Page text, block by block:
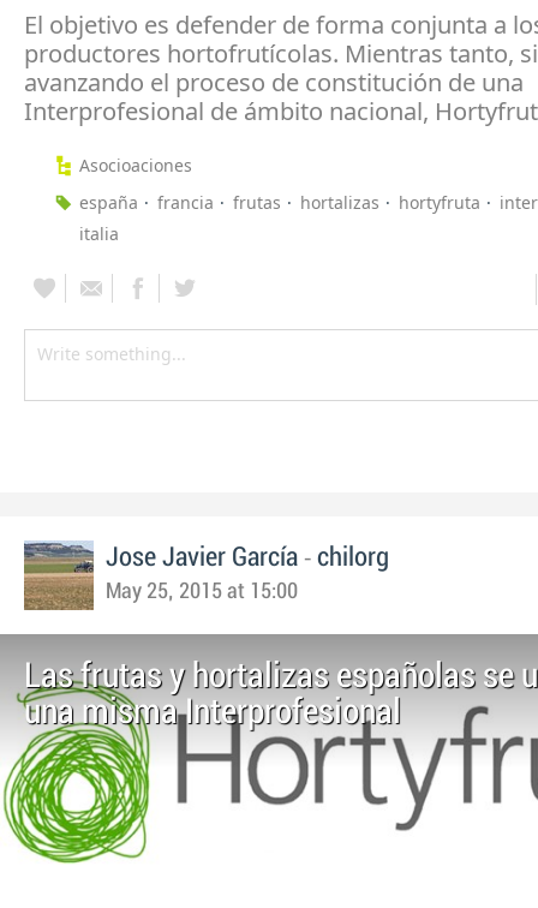
El objetivo es defender de forma conjunta a
productores hortofrutícolas. Mientras tanto,
avanzando el proceso de constitución de una
Interprofesional de ámbito nacional,
Asocioaciones
españa
francia frutas hortalizas hortyfruta
italia
Jose Javier García - chilorg
May 25, 2015 at 15:00
Las frutas y hortalizas españolas se
una misma Interprofesional